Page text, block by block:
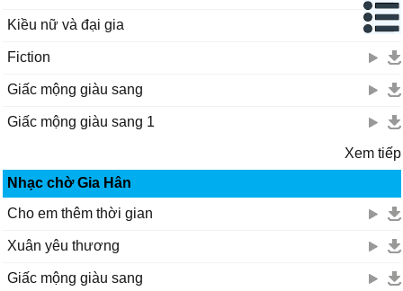
Kiều nữ và đại gia
Fiction
Giấc mộng giàu sang
Giấc mộng giàu sang 1
Xem tiếp
Nhạc chờ Gia Hân
Cho em thêm thời gian
Xuân yêu thương
Giấc mộng giàu sang